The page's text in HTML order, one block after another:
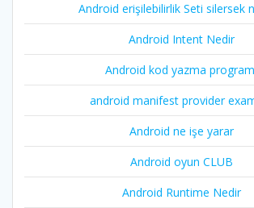
Android erişilebilirlik Seti silersek
Android Intent Nedir
Android kod yazma
android manifest provider
Android ne işe yarar
Android oyun CLUB
Android Runtime Nedir